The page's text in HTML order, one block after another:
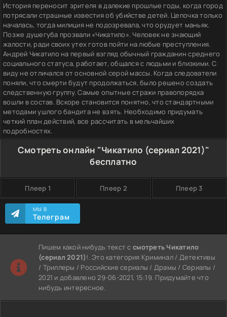
История переносит зрителя в далекие прошлые годы, когда город
потрясали страшные известия об убийстве детей. Цепочка только
началась, тогда милиция не подозревала, что орудует маньяк.
Позже душегуба прозвали «Чикатило». Человек не знающий
жалости, ради своих утех готов пойти на любые преступления.
Андрей Чикатило на первый взгляд обычный гражданин среднего
социального статуса, работает, общался с людьми и близкими. С
виду не отличался от основной серой массы. Когда следователи
поняли, что смерти будут продолжаться, было решено создать
следственную группу. Самые опытные стражи правопорядка
вошли в состав. Вскоре становится понятно, что стандартными
методами ушлого бандита не взять. Необходимо придумать
четкий план действий, все рассчитать в мельчайших
подробностях.
Смотреть онлайн "Чикатило (сериал 2021)"
бесплатно
Плеер 1 Плеер 2 Плеер 3
МЫ В
Телеграм
Пишем какой нибудь текст ссмотреть Чикатило
(сериал 2021)!. Это категория Криминал / Детективы
/ Триллеры / Российские сериалы / Драмы / Сериалы /
2021 и добавлено 29-06-2021, 15:19. Придумайте что
нибудь интересное.